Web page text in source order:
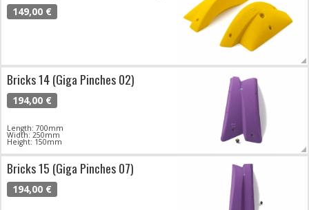
149,00 €
Bricks 14 (Giga Pinches 02)
194,00 €
Length: 700mm
Width: 250mm
Height: 150mm
Bricks 15 (Giga Pinches 07)
194,00 €